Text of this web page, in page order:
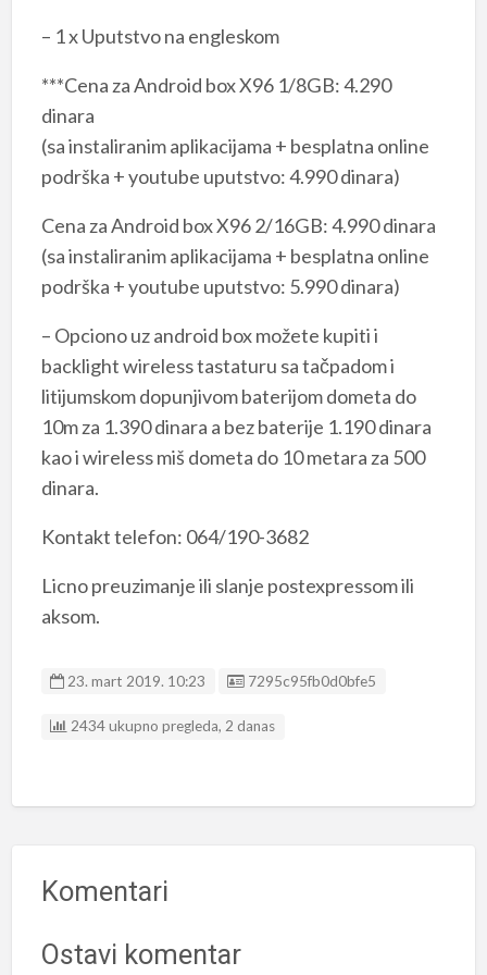
– 1 x Uputstvo na engleskom
***Cena za Android box X96 1/8GB: 4.290
dinara
(sa instaliranim aplikacijama + besplatna online
podrška + youtube uputstvo: 4.990 dinara)
Cena za Android box X96 2/16GB: 4.990 dinara
(sa instaliranim aplikacijama + besplatna online
podrška + youtube uputstvo: 5.990 dinara)
– Opciono uz android box možete kupiti i
backlight wireless tastaturu sa tačpadom i
litijumskom dopunjivom baterijom dometa do
10m za 1.390 dinara a bez baterije 1.190 dinara
kao i wireless miš dometa do 10 metara za 500
dinara.
Kontakt telefon: 064/190-3682
Licno preuzimanje ili slanje postexpressom ili
aksom.
23. mart 2019. 10:23 Listing ID
7295c95fb0d0bfe5
2434 ukupno pregleda, 2 danas
Komentari
Ostavi komentar